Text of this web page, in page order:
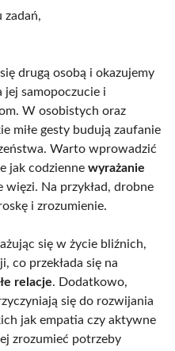
zadań,
drugą osobą i okazujemy
jej samopoczucie i
W osobistych oraz
miłe gesty budują zaufanie
Warto wprowadzić
jak codzienne wyrażanie
więzi. Na przykład, drobne
i zrozumienie.
się w życie bliźnich,
co przekłada się na
relacje. Dodatkowo,
się do rozwijania
jak empatia czy aktywne
zrozumieć potrzeby